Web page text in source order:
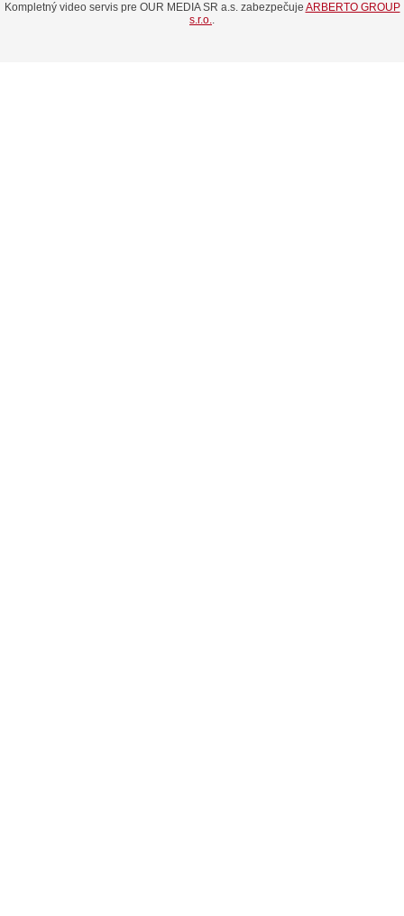
Kompletný video servis pre OUR MEDIA SR a.s. zabezpečuje ARBERTO GROUP
s.r.o..